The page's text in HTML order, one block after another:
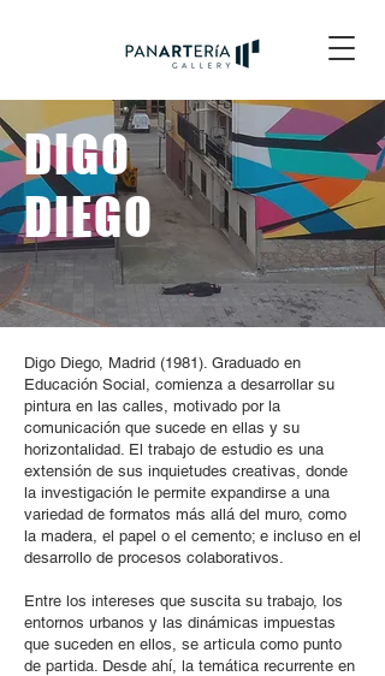
DIGO
DIEGO
Digo Diego, Madrid (1981). Graduado en
Educación Social, comienza a desarrollar su
pintura en las calles, motivado por la
comunicación que sucede en ellas y su
horizontalidad. El trabajo de estudio es una
extensión de sus inquietudes creativas, donde
la investigación le permite expandirse a una
variedad de formatos más allá del muro, como
la madera, el papel o el cemento; e incluso en el
desarrollo de procesos colaborativos.
Entre los intereses que suscita su trabajo, los
entornos urbanos y las dinámicas impuestas
que suceden en ellos, se articula como punto
de partida. Desde ahí, la temática recurrente en